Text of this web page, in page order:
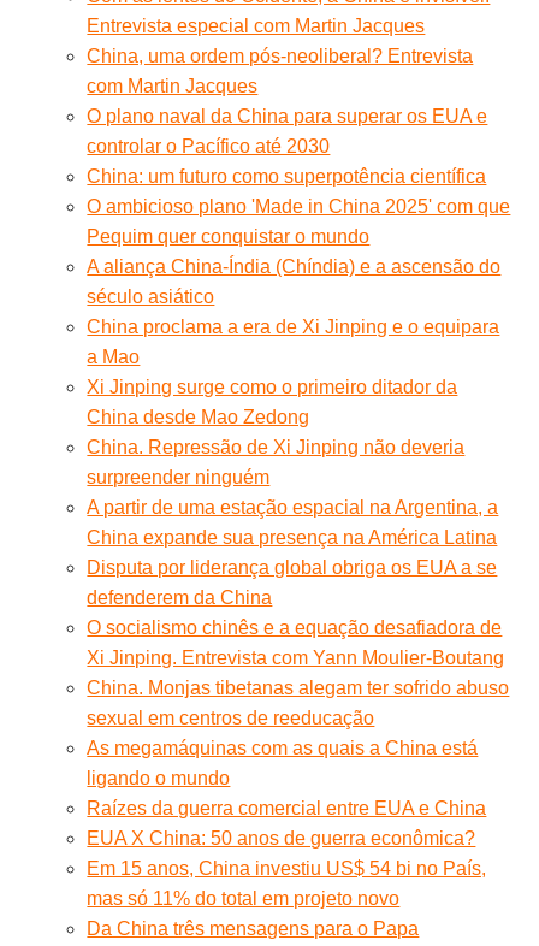
Entrevista especial com Martin Jacques
China, uma ordem pós-neoliberal? Entrevista
com Martin Jacques
O plano naval da China para superar os EUA e
controlar o Pacífico até 2030
China: um futuro como superpotência científica
O ambicioso plano 'Made in China 2025' com que
Pequim quer conquistar o mundo
A aliança China-Índia (Chíndia) e a ascensão do
século asiático
China proclama a era de Xi Jinping e o equipara
a Mao
Xi Jinping surge como o primeiro ditador da
China desde Mao Zedong
China. Repressão de Xi Jinping não deveria
surpreender ninguém
A partir de uma estação espacial na Argentina, a
China expande sua presença na América Latina
Disputa por liderança global obriga os EUA a se
defenderem da China
O socialismo chinês e a equação desafiadora de
Xi Jinping. Entrevista com Yann Moulier-Boutang
China. Monjas tibetanas alegam ter sofrido abuso
sexual em centros de reeducação
As megamáquinas com as quais a China está
ligando o mundo
Raízes da guerra comercial entre EUA e China
EUA X China: 50 anos de guerra econômica?
Em 15 anos, China investiu US$ 54 bi no País,
mas só 11% do total em projeto novo
Da China três mensagens para o Papa